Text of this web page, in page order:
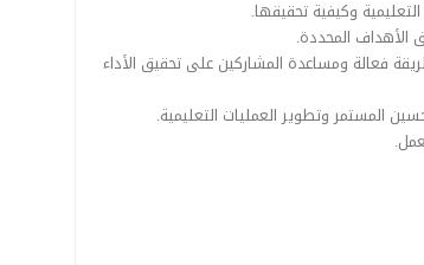
وكيفية تحقيقها.
الأهداف المحددة.
فعالة ومساعدة المشاركين على تحقيق الأداء
المستمر وتطوير العمليات التعليمية.